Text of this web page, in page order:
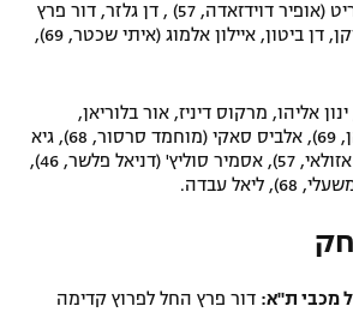
איתן טיבי, אנריק סבוריט (אופיר דוידזאדה, 57) , דן גלזר, דור פרץ
(יונתן כהן, 57), אבי ריקן, דן ביטון, איילון אלמוג (איתי שכטר, 69),
אליהו, מרקוס דיניז, אור בלוריאן,
מוחמד הינדי (ירדן כהן, 69), אלביס סאקי (מוחמד סרסור, 68), גיא
חדידה, ארד בר (איתן אזולאי, 57), אסמיר סוליץ' (דניאל פלשר, 46),
עבדה.
דור פרץ החל לפרוץ קדימה